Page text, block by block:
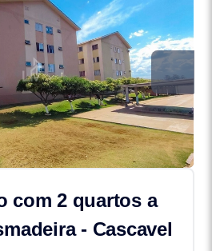
com 2 quartos a
- Cascavel